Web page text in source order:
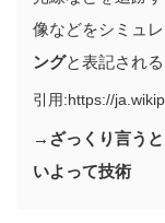
像などをシミュ
ングと表記される
引用:https://
→ ざっくり言う
いよって技術